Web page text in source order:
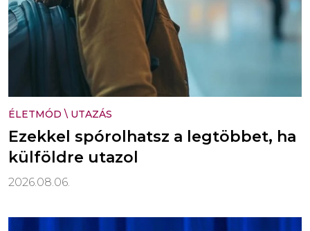
ÉLETMÓD \ UTAZÁS
Ezekkel spórolhatsz a legtöbbet, ha
külföldre utazol
2026.08.06.